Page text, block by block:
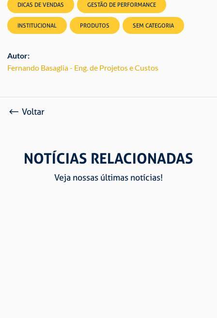
DICAS DE VENDAS GESTÃO DE PERFORMANCE
INSTITUCIONAL PRODUTOS SEM CATEGORIA
Autor:
Fernando Basaglia - Eng. de Projetos e Custos
Voltar
NOTÍCIAS RELACIONADAS
Veja nossas últimas notícias!